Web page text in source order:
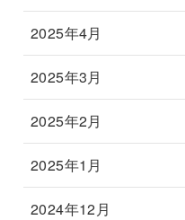
2025年4月
2025年3月
2025年2月
2025年1月
2024年12月